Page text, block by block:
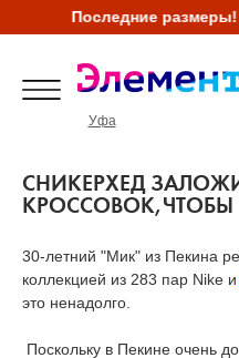
Последние размеры!
Уфа
СНИКЕРХЕД
КРОССОВОК,ЧТОБЫ
30-летний "Мик" из Пекина
коллекцией из 283 пар Nike и
это ненадолго.
Поскольку в Пекине очень